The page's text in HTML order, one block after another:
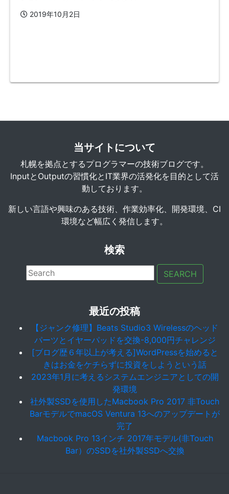
2019年10月2日
当サイトについて
札幌を拠点とするプログラマーの技術ブログです。
InputとOutputの習慣化とIT業界の活発化を目的として活
動しております。
新しい言語や興味のある技術、作業効率化、開発環境、CI
環境など幅広く発信します。
検索
SEARCH
最近の投稿
【ジャンク修理】Beats Studio3 Wirelessのヘッド
パーツとイヤーパッドを交換-8,000円チャレンジ
[ブログ歴６年以上が考える]WordPressを始めると
きはお金をケチらずに投資をしようという話
2023年1月に考えるシステムエンジニアとしての開
発環境
社外製SSDを使用したMacbook Pro 2017 非Touch
BarモデルでmacOS Ventura 13へのアップデートが
完了
Macbook Pro 13インチ 2017年モデル(非Touch
Bar）のSSDを社外製SSDへ交換